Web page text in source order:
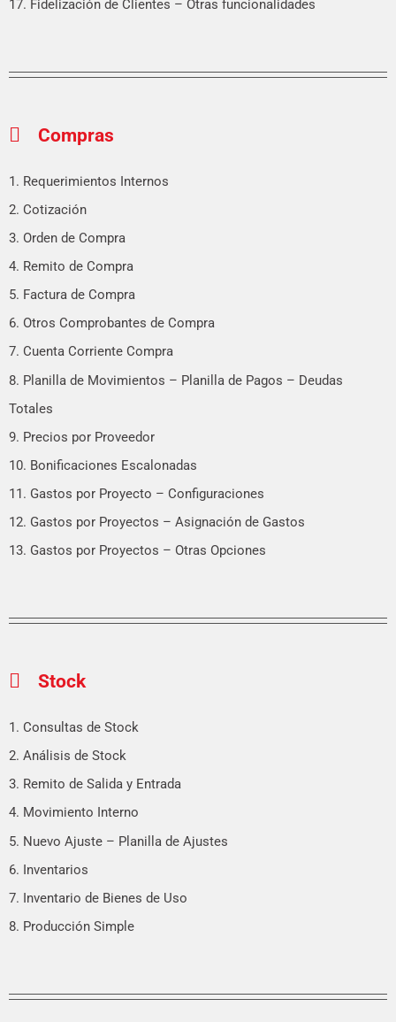
17. Fidelización de Clientes – Otras funcionalidades
Compras
1. Requerimientos Internos
2. Cotización
3. Orden de Compra
4. Remito de Compra
5. Factura de Compra
6. Otros Comprobantes de Compra
7. Cuenta Corriente Compra
8. Planilla de Movimientos – Planilla de Pagos – Deudas
Totales
9. Precios por Proveedor
10. Bonificaciones Escalonadas
11. Gastos por Proyecto – Configuraciones
12. Gastos por Proyectos – Asignación de Gastos
13. Gastos por Proyectos – Otras Opciones
Stock
1. Consultas de Stock
2. Análisis de Stock
3. Remito de Salida y Entrada
4. Movimiento Interno
5. Nuevo Ajuste – Planilla de Ajustes
6. Inventarios
7. Inventario de Bienes de Uso
8. Producción Simple